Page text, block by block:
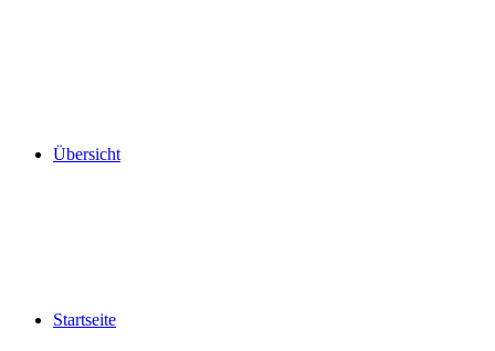
Übersicht
Startseite